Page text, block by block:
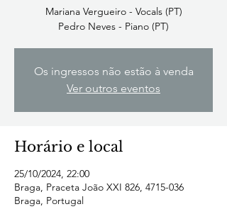
Mariana Vergueiro - Vocals (PT)
Pedro Neves - Piano (PT)
Os ingressos não estão à venda
Ver outros eventos
Horário e local
25/10/2024, 22:00
Braga, Praceta João XXI 826, 4715-036
Braga, Portugal